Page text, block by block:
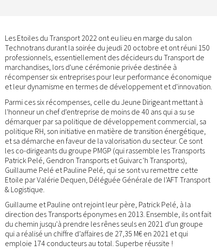
Les Etoiles du Transport 2022 ont eu lieu en marge du salon
Technotrans durant la soirée du jeudi 20 octobre et ont réuni 150
professionnels, essentiellement des décideurs du Transport de
marchandises, lors d'une cérémonie privée destinée à
récompenser six entreprises pour leur performance économique
et leur dynamisme en termes de développement et d'innovation.
Parmi ces six récompenses, celle du Jeune Dirigeant mettant à
l'honneur un chef d'entreprise de moins de 40 ans qui a su se
démarquer par sa politique de développement commercial, sa
politique RH, son initiative en matière de transition énergétique,
et sa démarche en faveur de la valorisation du secteur. Ce sont
les co-dirigeants du groupe PMGP (qui rassemble les Transports
Patrick Pelé, Gendron Transports et Guivarc’h Transports),
Guillaume Pelé et Pauline Pelé, qui se sont vu remettre cette
Etoile par Valérie Dequen, Déléguée Générale de l'AFT Transport
& Logistique.
Guillaume et Pauline ont rejoint leur père, Patrick Pelé, à la
direction des Transports éponymes en 2013. Ensemble, ils ont fait
du chemin jusqu'à prendre les rênes seuls en 2021 d'un groupe
qui a réalisé un chiffre d’affaires de 27,35 M€ en 2021 et qui
emploie 174 conducteurs au total. Superbe réussite !